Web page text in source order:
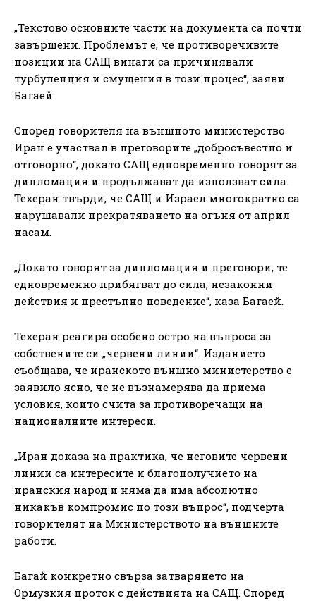
„Текстово основните части на документа са почти
завършени. Проблемът е, че противоречивите
позиции на САЩ винаги са причинявали
турбуленция и смущения в този процес“, заяви
Багаей.
Според говорителя на външното министерство
Иран е участвал в преговорите „добросъвестно и
отговорно“, докато САЩ едновременно говорят за
дипломация и продължават да използват сила.
Техеран твърди, че САЩ и Израел многократно са
нарушавали прекратяването на огъня от април
насам.
„Докато говорят за дипломация и преговори, те
едновременно прибягват до сила, незаконни
действия и престъпно поведение“, каза Багаей.
Техеран реагира особено остро на въпроса за
собствените си „червени линии“. Изданието
съобщава, че иранското външно министерство е
заявило ясно, че не възнамерява да приема
условия, които счита за противоречащи на
националните интереси.
„Иран доказа на практика, че неговите червени
линии са интересите и благополучието на
иранския народ и няма да има абсолютно
никакъв компромис по този въпрос“, подчерта
говорителят на Министерството на външните
работи.
Багай конкретно свърза затварянето на
Ормузкия проток с действията на САЩ. Според